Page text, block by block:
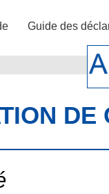
Guide des
DE